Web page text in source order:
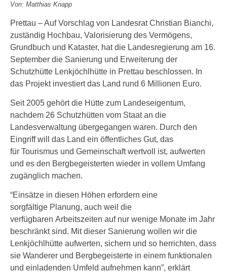
Von: Matthias Knapp
Prettau – Auf Vorschlag von Landesrat Christian Bianchi,
zuständig Hochbau, Valorisierung des Vermögens,
Grundbuch und Kataster, hat die Landesregierung am 16.
September die Sanierung und Erweiterung der
Schutzhütte Lenkjöchlhütte in Prettau beschlossen. In
das Projekt investiert das Land rund 6 Millionen Euro.
Seit 2005 gehört die Hütte zum Landeseigentum,
nachdem 26 Schutzhütten vom Staat an die
Landesverwaltung übergegangen waren. Durch den
Eingriff will das Land ein öffentliches Gut, das
für Tourismus und Gemeinschaft wertvoll ist, aufwerten
und es den Bergbegeisterten wieder in vollem Umfang
zugänglich machen.
“Einsätze in diesen Höhen erfordern eine
sorgfältige Planung, auch weil die
verfügbaren Arbeitszeiten auf nur wenige Monate im Jahr
beschränkt sind. Mit dieser Sanierung wollen wir die
Lenkjöchlhütte aufwerten, sichern und so herrichten, dass
sie Wanderer und Bergbegeisterte in einem funktionalen
und einladenden Umfeld aufnehmen kann”, erklärt